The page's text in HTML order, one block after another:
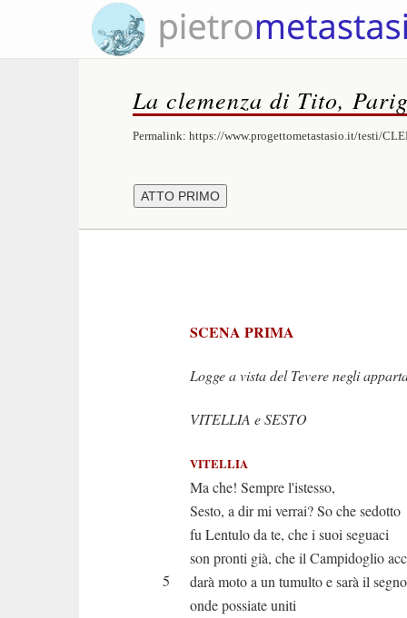
La clemenza di Tito,
Permalink: https://www.progettometastasio.it/testi/
SCENA PRIMA
Logge a vista del Tevere negli
VITELLIA e SESTO
VITELLIA
Ma che! Sempre l'istesso,
Sesto, a dir mi verrai? So che sedotto
fu Lentulo da te, che i suoi seguaci
son pronti già, che il Campidoglio
5
darà moto a un tumulto e sarà il segno
onde possiate uniti